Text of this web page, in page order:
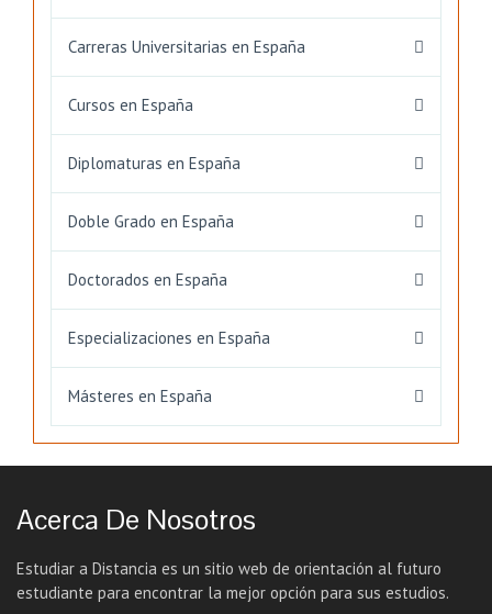
Carreras Universitarias en España
Cursos en España
Diplomaturas en España
Doble Grado en España
Doctorados en España
Especializaciones en España
Másteres en España
Acerca De Nosotros
Estudiar a Distancia es un sitio web de orientación al futuro
estudiante para encontrar la mejor opción para sus estudios.